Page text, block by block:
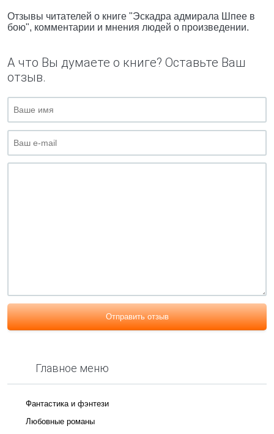
Отзывы читателей о книге "Эскадра адмирала Шпее в
бою", комментарии и мнения людей о произведении.
А что Вы думаете о книге? Оставьте Ваш
отзыв.
Отправить отзыв
Главное меню
Фантастика и фэнтези
Любовные романы